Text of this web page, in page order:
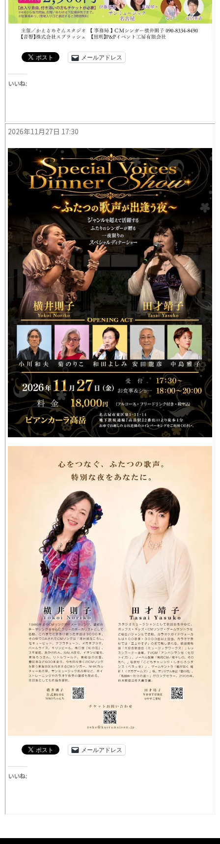
メールアドレス
いいね:
2026年11月27日 17:30
メールアドレス
いいね: